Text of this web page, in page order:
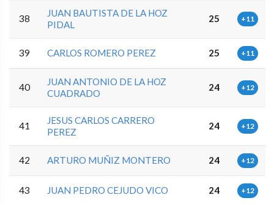
38
JUAN BAUTISTA DE LA HOZ
PIDAL
25 +11
39 CARLOS ROMERO PEREZ 25 +11
40
JUAN ANTONIO DE LA HOZ
CUADRADO
24 +12
41
JESUS CARLOS CARRERO
PEREZ
24 +12
42 ARTURO MUÑIZ MONTERO 24 +12
43 JUAN PEDRO CEJUDO VICO 24 +12